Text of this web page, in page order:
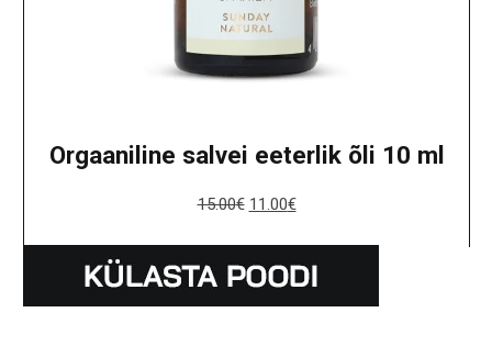
Orgaaniline salvei eeterlik õli 10 ml
15.00€ 11.00€